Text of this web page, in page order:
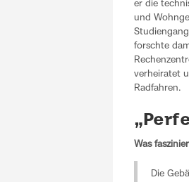
er die
und
forschte
verheiratet
Radfahren.
Was
Die